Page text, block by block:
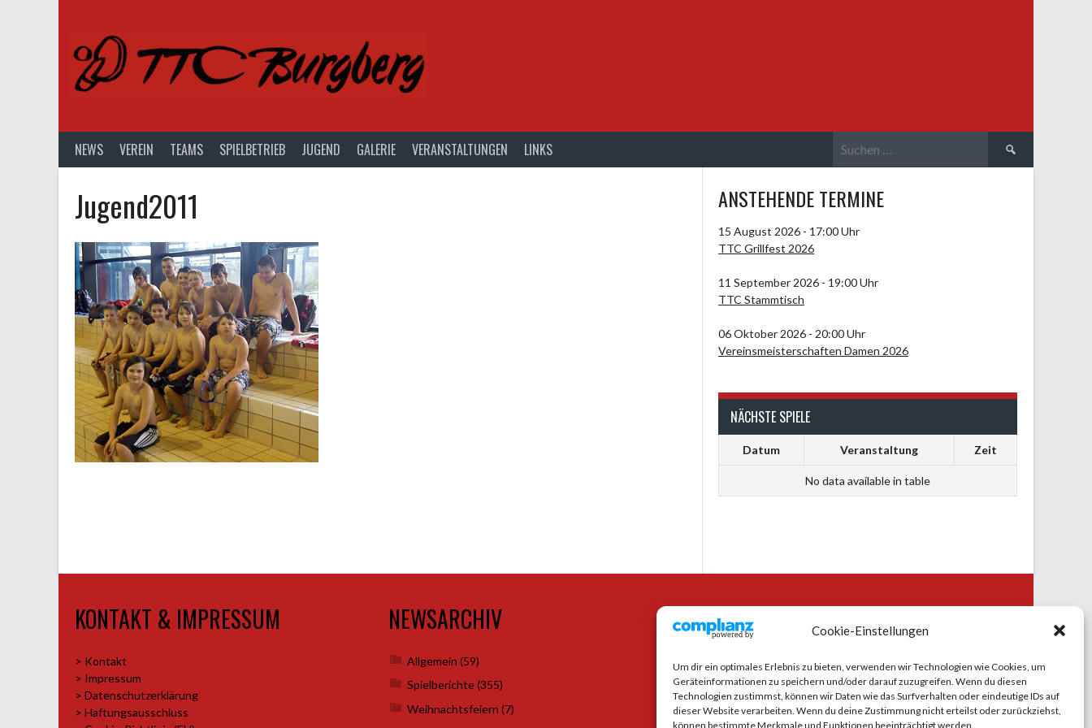
Cookie-Einstellungen
Um dir ein optimales Erlebnis zu bieten, verwenden wir Technologien wie Cookies, um
Geräteinformationen zu speichern und/oder darauf zuzugreifen. Wenn du diesen
Technologien zustimmst, können wir Daten wie das Surfverhalten oder eindeutige IDs auf
dieser Website verarbeiten. Wenn du deine Zustimmung nicht erteilst oder zurückziehst,
können bestimmte Merkmale und Funktionen beeinträchtigt werden.
NEWS VEREIN TEAMS SPIELBETRIEB JUGEND GALERIE VERANSTALTUNGEN LINKS
nach:
Jugend2011 ANSTEHENDE TERMINE
15 August 2026 - 17:00 Uhr
TTC Grillfest 2026
11 September 2026 - 19:00 Uhr
TTC Stammtisch
06 Oktober 2026 - 20:00 Uhr
Vereinsmeisterschaften Damen 2026
NÄCHSTE SPIELE
Datum Veranstaltung Zeit
No data available in table
KONTAKT & IMPRESSUM
> Kontakt
> Impressum
> Datenschutzerklärung
> Haftungsausschluss
NEWSARCHIV
Allgemein (59)
Spielberichte(355)
Weihnachtsfeiern (7)
SOCIAL MEDIA